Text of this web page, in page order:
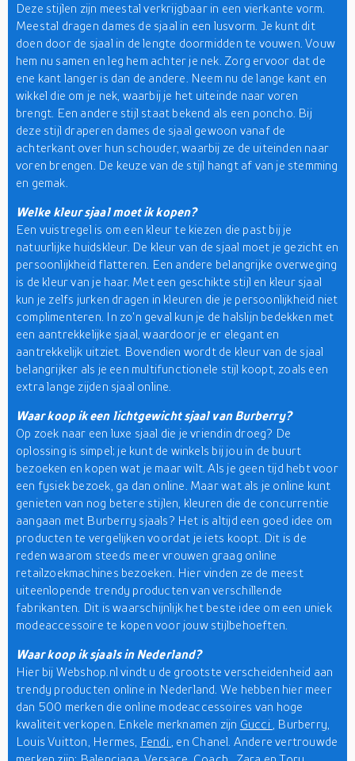
Deze stijlen zijn meestal verkrijgbaar in een vierkante vorm.
Meestal dragen dames de sjaal in een lusvorm. Je kunt dit
doen door de sjaal in de lengte doormidden te vouwen. Vouw
hem nu samen en leg hem achter je nek. Zorg ervoor dat de
ene kant langer is dan de andere. Neem nu de lange kant en
wikkel die om je nek, waarbij je het uiteinde naar voren
brengt. Een andere stijl staat bekend als een poncho. Bij
deze stijl draperen dames de sjaal gewoon vanaf de
achterkant over hun schouder, waarbij ze de uiteinden naar
voren brengen. De keuze van de stijl hangt af van je stemming
en gemak.
Welke kleur sjaal moet ik kopen?
Een vuistregel is om een kleur te kiezen die past bij je
natuurlijke huidskleur. De kleur van de sjaal moet je gezicht en
persoonlijkheid flatteren. Een andere belangrijke overweging
is de kleur van je haar. Met een geschikte stijl en kleur sjaal
kun je zelfs jurken dragen in kleuren die je persoonlijkheid niet
complimenteren. In zo'n geval kun je de halslijn bedekken met
een aantrekkelijke sjaal, waardoor je er elegant en
aantrekkelijk uitziet. Bovendien wordt de kleur van de sjaal
belangrijker als je een multifunctionele stijl koopt, zoals een
extra lange zijden sjaal online.
Waar koop ik een lichtgewicht sjaal van Burberry?
Op zoek naar een luxe sjaal die je vriendin droeg? De
oplossing is simpel; je kunt de winkels bij jou in de buurt
bezoeken en kopen wat je maar wilt. Als je geen tijd hebt voor
een fysiek bezoek, ga dan online. Maar wat als je online kunt
genieten van nog betere stijlen, kleuren die de concurrentie
aangaan met Burberry sjaals? Het is altijd een goed idee om
producten te vergelijken voordat je iets koopt. Dit is de
reden waarom steeds meer vrouwen graag online
retailzoekmachines bezoeken. Hier vinden ze de meest
uiteenlopende trendy producten van verschillende
fabrikanten. Dit is waarschijnlijk het beste idee om een uniek
modeaccessoire te kopen voor jouw stijlbehoeften.
Waar koop ik sjaals in Nederland?
Hier bij Webshop.nl vindt u de grootste verscheidenheid aan
trendy producten online in Nederland. We hebben hier meer
dan 500 merken die online modeaccessoires van hoge
kwaliteit verkopen. Enkele merknamen zijn Gucci
, Burberry,
Louis Vuitton, Hermes, Fendi , en Chanel. Andere vertrouwde